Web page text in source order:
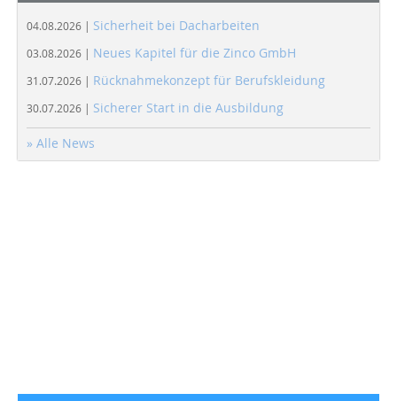
04.08.2026 | Sicherheit bei Dacharbeiten
03.08.2026 | Neues Kapitel für die Zinco GmbH
31.07.2026 | Rücknahmekonzept für Berufskleidung
30.07.2026 | Sicherer Start in die Ausbildung
» Alle News